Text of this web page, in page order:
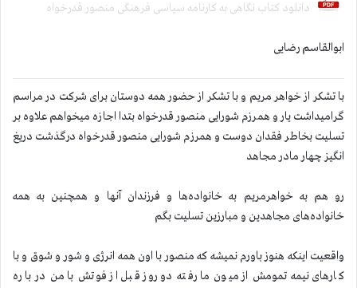
دانلود کتاب نگاهی به کارنامه سیاسی فرهنگی منصور قدرخواه
ابوالقاسم رضایی
با تشکر از خواهر مریم و با تشکر از حضور همه دوستان برای شرکت در مراسم
گرامیداشت یار و همرزم شورایی منصور قدرخواه بتدا اجازه میخواهم علاوه بر
تسلیت بخاطر فقدان دوست و همرزم شورایی منصور قدرخواه درگذشت دریغ
انگیز چهار مادر مجاهد
رو هم به خواهرمریم به خانواده‌ها و فرزندان آنها و همچنین به همه
خانواده‌های مجاهدین و مبارزین تسلیت بگم
واقعیت اینکه هنوز باورم نمیشه که منصور با اون همه انرژی و شور و شوق و با
کارهای نیمه تمومش از میون ما رفته دو روز قبل از فوتش با من در باره